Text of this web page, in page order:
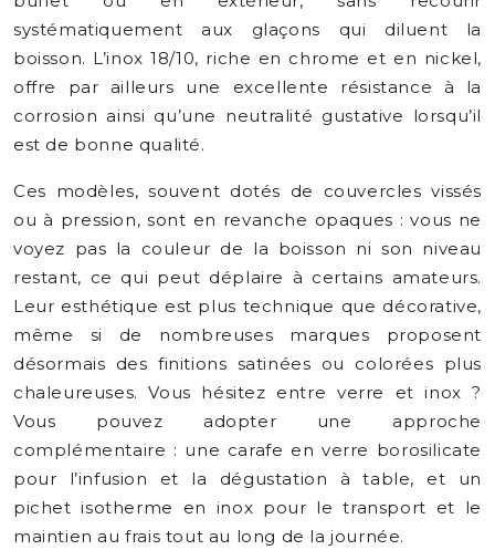
systématiquement aux glaçons qui diluent la
boisson. L’inox 18/10, riche en chrome et en nickel,
offre par ailleurs une excellente résistance à la
corrosion ainsi qu’une neutralité gustative lorsqu’il
est de bonne qualité.
Ces modèles, souvent dotés de couvercles vissés
ou à pression, sont en revanche opaques : vous ne
voyez pas la couleur de la boisson ni son niveau
restant, ce qui peut déplaire à certains amateurs.
Leur esthétique est plus technique que décorative,
même si de nombreuses marques proposent
désormais des finitions satinées ou colorées plus
chaleureuses. Vous hésitez entre verre et inox ?
Vous pouvez adopter une approche
complémentaire : une carafe en verre borosilicate
pour l’infusion et la dégustation à table, et un
pichet isotherme en inox pour le transport et le
maintien au frais tout au long de la journée.